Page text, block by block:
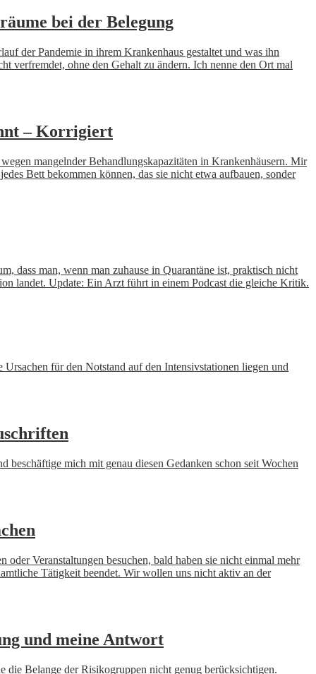
bei der Belegung
der Pandemie in ihrem Krankenhaus gestaltet und was ihn
verfremdet, ohne den Gehalt zu ändern. Ich nenne den Ort mal
– Korrigiert
mangelnder Behandlungskapazitäten in Krankenhäusern. Mir
Bett bekommen können, das sie nicht etwa aufbauen, sonder
dass man, wenn man zuhause in Quarantäne ist, praktisch nicht
landet. Update: Ein Arzt führt in einem Podcast die gleiche Kritik.
für den Notstand auf den Intensivstationen liegen und
mich mit genau diesen Gedanken schon seit Wochen
Veranstaltungen besuchen, bald haben sie nicht einmal mehr
Tätigkeit beendet. Wir wollen uns nicht aktiv an der
und meine Antwort
Belange der Risikogruppen nicht genug berücksichtigen.